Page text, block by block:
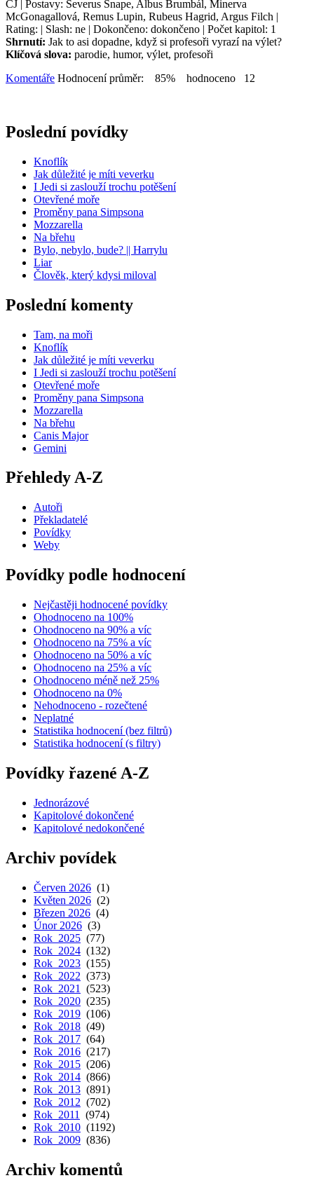
ČJ | Postavy: Severus Snape, Albus Brumbál, Minerva
McGonagallová, Remus Lupin, Rubeus Hagrid, Argus Filch |
Rating: | Slash: ne | Dokončeno: dokončeno | Počet kapitol: 1
Shrnutí: Jak to asi dopadne, když si profesoři vyrazí na výlet?
Klíčová slova: parodie, humor, výlet, profesoři
Komentáře Hodnocení průměr: 85% hodnoceno 12
Poslední povídky
Knoflík
Jak důležité je míti veverku
I Jedi si zaslouží trochu potěšení
Otevřené moře
Proměny pana Simpsona
Mozzarella
Na břehu
Bylo, nebylo, bude? || Harrylu
Liar
Člověk, který kdysi miloval
Poslední komenty
Tam, na moři
Knoflík
Jak důležité je míti veverku
I Jedi si zaslouží trochu potěšení
Otevřené moře
Proměny pana Simpsona
Mozzarella
Na břehu
Canis Major
Gemini
Přehledy A-Z
Autoři
Překladatelé
Povídky
Weby
Povídky podle hodnocení
Nejčastěji hodnocené povídky
Ohodnoceno na 100%
Ohodnoceno na 90% a víc
Ohodnoceno na 75% a víc
Ohodnoceno na 50% a víc
Ohodnoceno na 25% a víc
Ohodnoceno méně než 25%
Ohodnoceno na 0%
Nehodnoceno - rozečtené
Neplatné
Statistika hodnocení (bez filtrů)
Statistika hodnocení (s filtry)
Povídky řazené A-Z
Jednorázové
Kapitolové dokončené
Kapitolové nedokončené
Archiv povídek
Červen 2026 (1)
Květen 2026 (2)
Březen 2026 (4)
Únor 2026 (3)
Rok 2025 (77)
Rok 2024 (132)
Rok 2023 (155)
Rok 2022 (373)
Rok 2021
(523)
Rok 2020 (235)
Rok 2019 (106)
Rok 2018 (49)
Rok 2017 (64)
Rok 2016 (217)
Rok 2015 (206)
Rok 2014 (866)
Rok 2013 (891)
Rok 2012 (702)
Rok 2011
(974)
Rok 2010 (1192)
Rok 2009 (836)
Archiv komentů